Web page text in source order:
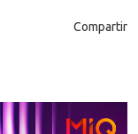
Compartir